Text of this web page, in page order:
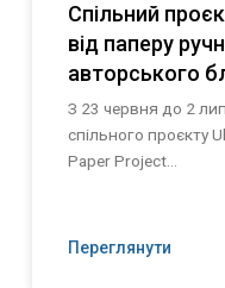
Спільний
від паперу
авторського
З 23 червня до 2
спільного проєкту
Paper Project...
Переглянути